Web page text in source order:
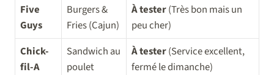
Five
Guys
Burgers &
Fries (Cajun)
À tester(Très bon mais un
peu cher)
Chick-
fil-A
Sandwich au
poulet
À tester(Service excellent,
fermé le dimanche)